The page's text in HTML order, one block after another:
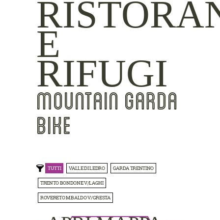
E
RIFUGI
MOUNTAIN GARDA
BIKE
TUTTI VALLE DI LEDRO GARDA TRENTINO
TRENTO BONDONE V/LAGHI
ROVERETO M.BALDO V/GRESTA